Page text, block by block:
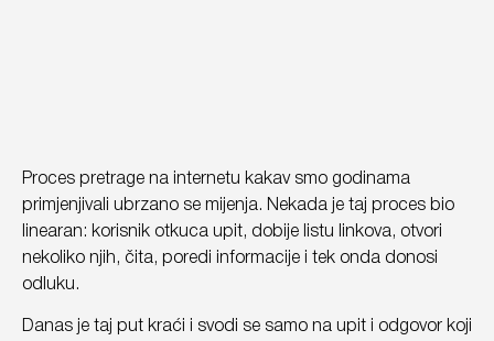
Proces pretrage na internetu kakav smo godinama
primjenjivali ubrzano se mijenja. Nekada je taj proces bio
linearan: korisnik otkuca upit, dobije listu linkova, otvori
nekoliko njih, čita, poredi informacije i tek onda donosi
odluku.
Danas je taj put kraći i svodi se samo na upit i odgovor koji